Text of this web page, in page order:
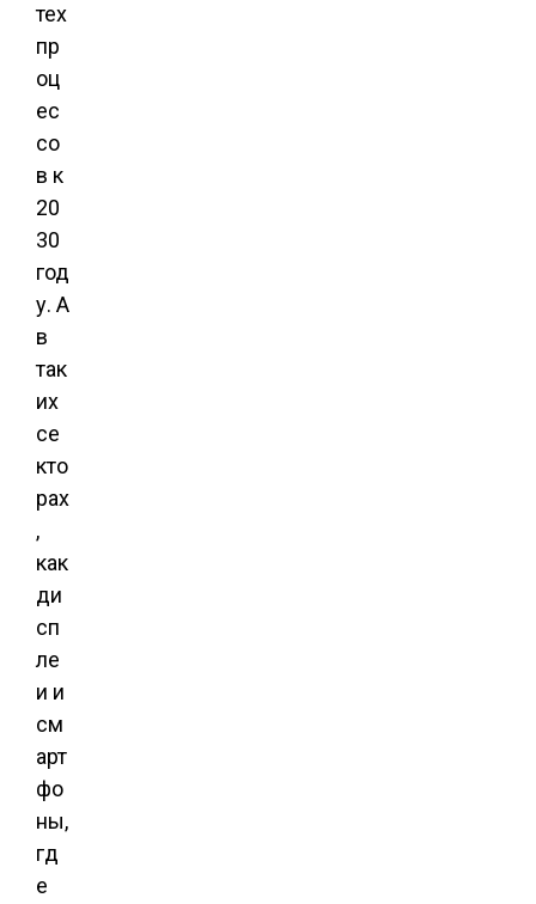
тех
пр
оц
ес
со
в к
20
30
год
у. А
в
так
их
се
кто
рах
,
как
ди
сп
ле
и и
см
арт
фо
ны,
гд
е